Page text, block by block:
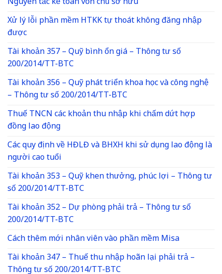
Xử lý lỗi phần mềm HTKK tự thoát không đăng nhập
được
Tài khoản 357 – Quỹ bình ổn giá – Thông tư số
200/2014/TT-BTC
Tài khoản 356 – Quỹ phát triển khoa học và công nghệ
– Thông tư số 200/2014/TT-BTC
Thuế TNCN các khoản thu nhập khi chấm dứt hợp
đồng lao động
Các quy định về HĐLĐ và BHXH khi sử dụng lao động là
người cao tuổi
Tài khoản 353 – Quỹ khen thưởng, phúc lợi – Thông tư
số 200/2014/TT-BTC
Tài khoản 352 – Dự phòng phải trả – Thông tư số
200/2014/TT-BTC
Cách thêm mới nhân viên vào phần mềm Misa
Tài khoản 347 – Thuế thu nhập hoãn lại phải trả –
Thông tư số 200/2014/TT-BTC